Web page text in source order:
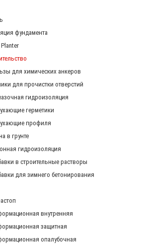
фундамента
для химических анкеров
для прочистки отверстий
гидроизоляция
герметики
профиля
в грунте
гидроизоляция
в строительные растворы
для зимнего бетонирования
внутренняя
защитная
опалубочная